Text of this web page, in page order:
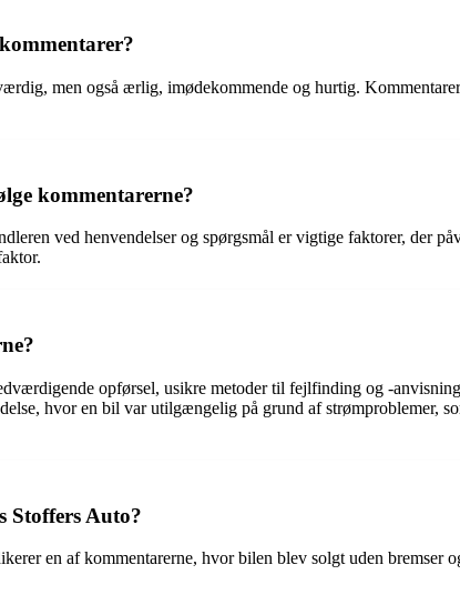
men også ærlig, imødekommende og hurtig.
kommentarerne?
ved henvendelser og spørgsmål er vigtige faktorer, der
opførsel, usikre metoder til fejlfinding og -
hvor en bil var utilgængelig på grund af strømproblemer,
Stoffers Auto?
en af kommentarerne, hvor bilen blev solgt uden bremser